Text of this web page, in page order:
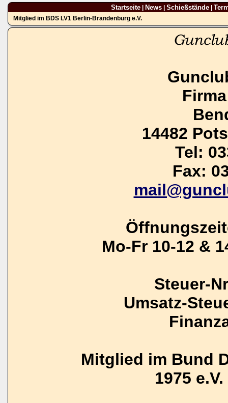
Startseite| News| Schießstände|
Mitglied im BDS LV1 Berlin-Brandenburg e.V.
14482
Tel:
Fax:
Mo-Fr 10-12 &
Steuer-
Umsatz-
Mitglied im Bund
1975